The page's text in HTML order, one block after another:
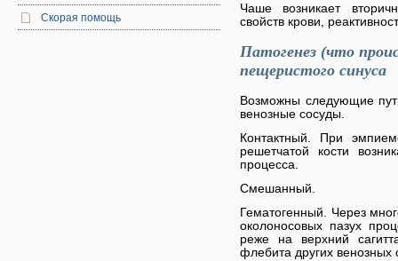
Чаше возникает
свойств крови,
Патогенез (что
пещеристого синуса
Возможны следующие
венозные сосуды.
Контактный. При
решетчатой кости
процесса.
Смешанный.
Гематогенный. Через
околоносовых пазух
реже на верхний
флебита других венозных
Скорая помощь